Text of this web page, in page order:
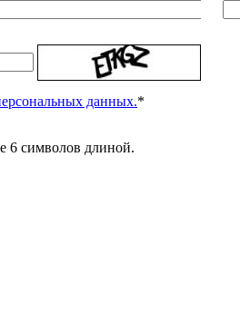
данных.*
6 символов длиной.